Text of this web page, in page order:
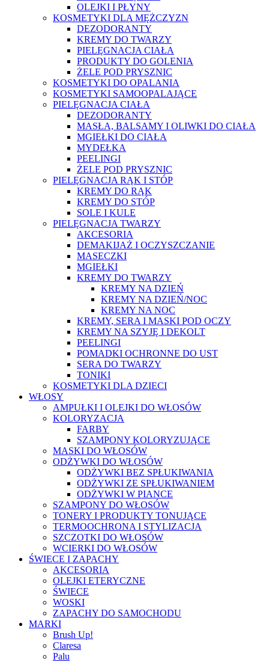
OLEJKI I PŁYNY
KOSMETYKI DLA MĘŻCZYZN
DEZODORANTY
KREMY DO TWARZY
PIELĘGNACJA CIAŁA
PRODUKTY DO GOLENIA
ŻELE POD PRYSZNIC
KOSMETYKI DO OPALANIA
KOSMETYKI SAMOOPALAJĄCE
PIELĘGNACJA CIAŁA
DEZODORANTY
MASŁA, BALSAMY I OLIWKI DO CIAŁA
MGIEŁKI DO CIAŁA
MYDEŁKA
PEELINGI
ŻELE POD PRYSZNIC
PIELĘGNACJA RĄK I STÓP
KREMY DO RĄK
KREMY DO STÓP
SOLE I KULE
PIELĘGNACJA TWARZY
AKCESORIA
DEMAKIJAŻ I OCZYSZCZANIE
MASECZKI
MGIEŁKI
KREMY DO TWARZY
KREMY NA DZIEŃ
KREMY NA DZIEŃ/NOC
KREMY NA NOC
KREMY, SERA I MASKI POD OCZY
KREMY NA SZYJĘ I DEKOLT
PEELINGI
POMADKI OCHRONNE DO UST
SERA DO TWARZY
TONIKI
KOSMETYKI DLA DZIECI
WŁOSY
AMPUŁKI I OLEJKI DO WŁOSÓW
KOLORYZACJA
FARBY
SZAMPONY KOLORYZUJĄCE
MASKI DO WŁOSÓW
ODŻYWKI DO WŁOSÓW
ODŻYWKI BEZ SPŁUKIWANIA
ODŻYWKI ZE SPŁUKIWANIEM
ODŻYWKI W PIANCE
SZAMPONY DO WŁOSÓW
TONERY I PRODUKTY TONUJĄCE
TERMOOCHRONA I STYLIZACJA
SZCZOTKI DO WŁOSÓW
WCIERKI DO WŁOSÓW
ŚWIECE I ZAPACHY
AKCESORIA
OLEJKI ETERYCZNE
ŚWIECE
WOSKI
ZAPACHY DO SAMOCHODU
MARKI
Brush Up!
Claresa
Palu